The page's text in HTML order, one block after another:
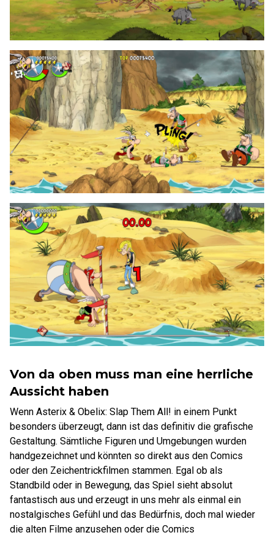
Von da oben muss man eine herrliche
Aussicht haben
Wenn Asterix & Obelix: Slap Them All! in einem Punkt
besonders überzeugt, dann ist das definitiv die grafische
Gestaltung. Sämtliche Figuren und Umgebungen wurden
handgezeichnet und könnten so direkt aus den Comics
oder den Zeichentrickfilmen stammen. Egal ob als
Standbild oder in Bewegung, das Spiel sieht absolut
fantastisch aus und erzeugt in uns mehr als einmal ein
nostalgisches Gefühl und das Bedürfnis, doch mal wieder
die alten Filme anzusehen oder die Comics